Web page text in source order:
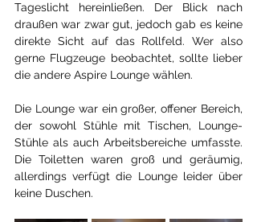
Tageslicht hereinließen. Der Blick nach
draußen war zwar gut, jedoch gab es keine
direkte Sicht auf das Rollfeld. Wer also
gerne Flugzeuge beobachtet, sollte lieber
die andere Aspire Lounge wählen.
Die Lounge war ein großer, offener Bereich,
der sowohl Stühle mit Tischen, Lounge-
Stühle als auch Arbeitsbereiche umfasste.
Die Toiletten waren groß und geräumig,
allerdings verfügt die Lounge leider über
keine Duschen.